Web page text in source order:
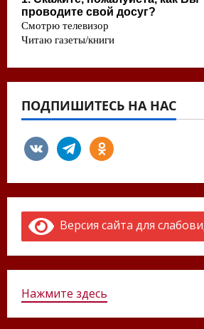
ПОДПИШИТЕСЬ НА НАС
vkontaktetelegramodnoklassniki
Версия сайта для
Нажмите здесь